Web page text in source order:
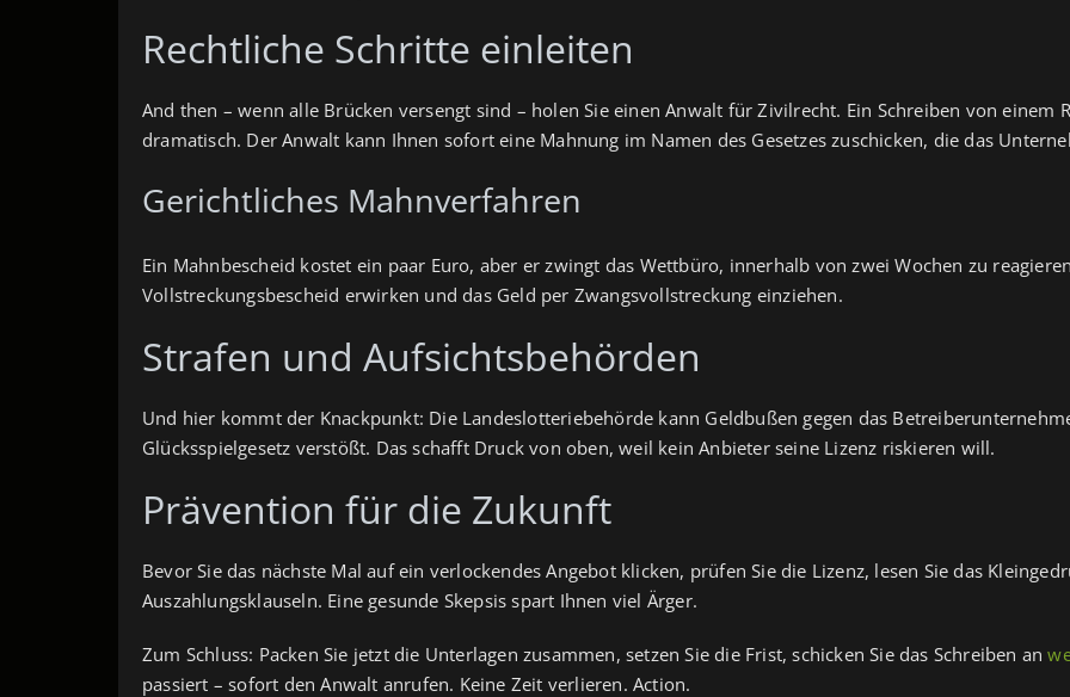
Rechtliche Schritte einleiten
And then – wenn alle Brücken versengt sind – holen Sie einen Anwalt für Zivilrecht. Ein Schreiben von einem
dramatisch. Der Anwalt kann Ihnen sofort eine Mahnung im Namen des Gesetzes zuschicken, die das
Gerichtliches Mahnverfahren
Ein Mahnbescheid kostet ein paar Euro, aber er zwingt das Wettbüro, innerhalb von zwei Wochen zu
Vollstreckungsbescheid erwirken und das Geld per Zwangsvollstreckung einziehen.
Strafen und Aufsichtsbehörden
Und hier kommt der Knackpunkt: Die Landeslotteriebehörde kann Geldbußen gegen das
Glücksspielgesetz verstößt. Das schafft Druck von oben, weil kein Anbieter seine Lizenz riskieren will.
Prävention für die Zukunft
Bevor Sie das nächste Mal auf ein verlockendes Angebot klicken, prüfen Sie die Lizenz, lesen Sie das
Auszahlungsklauseln. Eine gesunde Skepsis spart Ihnen viel Ärger.
Zum Schluss: Packen Sie jetzt die Unterlagen zusammen, setzen Sie die Frist, schicken Sie das Schreiben an
passiert – sofort den Anwalt anrufen. Keine Zeit verlieren. Action.